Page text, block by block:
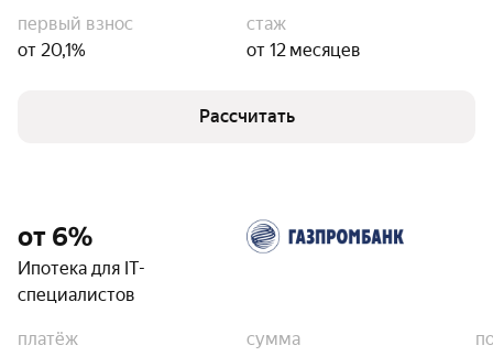
первый взнос
от 20,1%
стаж
от 12 месяцев
Рассчитать
от 6%
Ипотека для IT-
специалистов
платёж
сумма